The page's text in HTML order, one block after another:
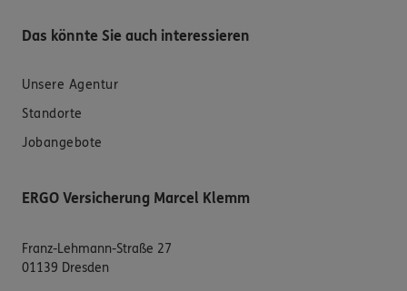
Das könnte Sie auch interessieren
Unsere Agentur
Standorte
Jobangebote
ERGO Versicherung Marcel Klemm
Franz-Lehmann-Straße 27
01139 Dresden